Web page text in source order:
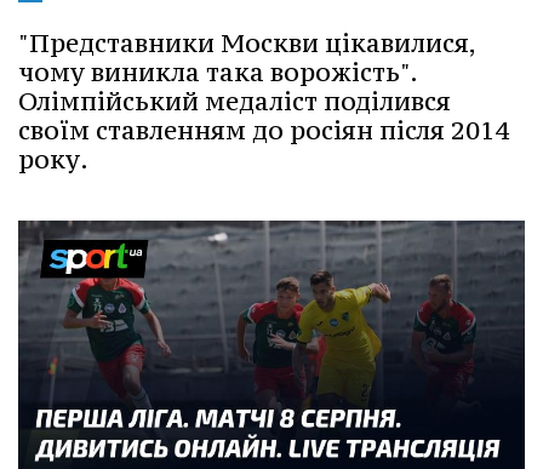
"Представники Москви цікавилися,
чому виникла така ворожість".
Олімпійський медаліст поділився
своїм ставленням до росіян після 2014
року.